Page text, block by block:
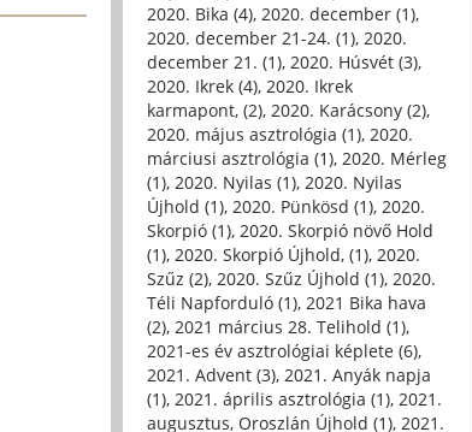
2020. Bika (4), 2020. december (1),
2020. december 21-24. (1), 2020.
december 21. (1), 2020. Húsvét (3),
2020. Ikrek (4), 2020. Ikrek
karmapont, (2), 2020. Karácsony (2),
2020. május asztrológia (1), 2020.
márciusi asztrológia (1), 2020. Mérleg
(1), 2020. Nyilas (1), 2020. Nyilas
Újhold (1), 2020. Pünkösd (1), 2020.
Skorpió (1), 2020. Skorpió növő Hold
(1), 2020. Skorpió Újhold, (1), 2020.
Szűz (2), 2020. Szűz Újhold (1), 2020.
Téli Napforduló (1), 2021 Bika hava
(2), 2021 március 28. Telihold (1),
2021-es év asztrológiai képlete (6),
2021. Advent (3), 2021. Anyák napja
(1), 2021. április asztrológia (1), 2021.
augusztus, Oroszlán Újhold (1), 2021.